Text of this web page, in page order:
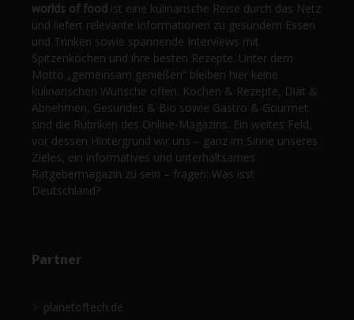
worlds of food ist eine kulinarische Reise durch das Netz
und liefert relevante Informationen zu gesundem Essen
und Trinken sowie spannende Interviews mit
Spitzenköchen und ihre besten Rezepte. Unter dem
Motto „gemeinsam genießen“ bleiben hier keine
kulinarischen Wünsche offen. Kochen & Rezepte, Diät &
Abnehmen, Gesundes & Bio sowie Gastro & Gourmet
sind die Rubriken des Online-Magazins. Ein weites Feld,
vor dessen Hintergrund wir uns – ganz im Sinne unseres
Zieles, ein informatives und unterhaltsames
Ratgebermagazin zu sein – fragen: Was isst
Deutschland?
Partner
planetoftech.de